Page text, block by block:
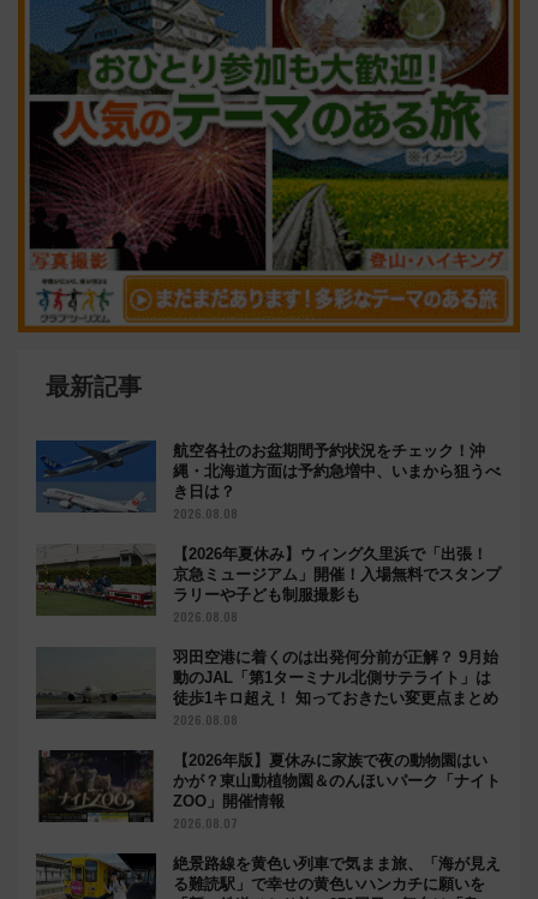
最新記事
航空各社のお盆期間予約状況をチェック！沖
縄・北海道方面は予約急増中、いまから狙うべ
き日は？
2026.08.08
【2026年夏休み】ウィング久里浜で「出張！
京急ミュージアム」開催！入場無料でスタンプ
ラリーや子ども制服撮影も
2026.08.08
羽田空港に着くのは出発何分前が正解？ 9月始
動のJAL「第1ターミナル北側サテライト」は
徒歩1キロ超え！ 知っておきたい変更点まとめ
2026.08.08
【2026年版】夏休みに家族で夜の動物園はい
かが？東山動植物園＆のんほいパーク「ナイト
ZOO」開催情報
2026.08.07
絶景路線を黄色い列車で気まま旅、「海が見え
る難読駅」で幸せの黄色いハンカチに願いを